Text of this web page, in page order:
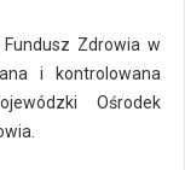
Zdrowia w
i kontrolowana
Ośrodek